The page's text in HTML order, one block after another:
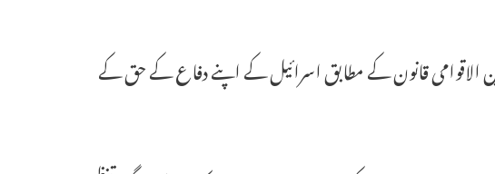
الاقوامی قانون کے مطابق اسرائیل کے اپنے دفاع کے حق کے